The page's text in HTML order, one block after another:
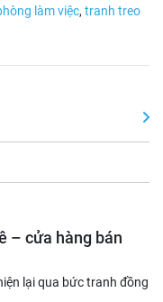
làm việc, tranh treo
– cửa hàng bán
lại qua bức tranh đồng